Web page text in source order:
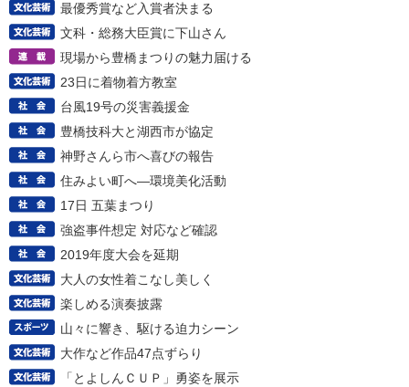
最優秀賞など入賞者決まる
文科・総務大臣賞に下山さん
現場から豊橋まつりの魅力届ける
23日に着物着方教室
台風19号の災害義援金
豊橋技科大と湖西市が協定
神野さんら市へ喜びの報告
住みよい町へ―環境美化活動
17日 五葉まつり
強盗事件想定 対応など確認
2019年度大会を延期
大人の女性着こなし美しく
楽しめる演奏披露
山々に響き、駆ける迫力シーン
大作など作品47点ずらり
「とよしんＣＵＰ」勇姿を展示